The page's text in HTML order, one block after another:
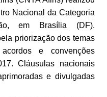
Nacional da Categoria
em Brasília (DF).
priorização dos temas
e convenções
Cláusulas nacionais
e divulgadas